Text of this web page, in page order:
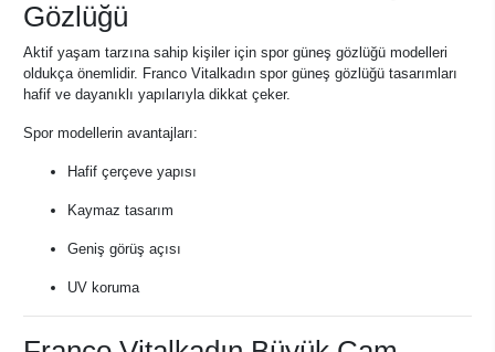
Gözlüğü
Aktif yaşam tarzına sahip kişiler için spor güneş gözlüğü modelleri
oldukça önemlidir. Franco Vitalkadın spor güneş gözlüğü tasarımları
hafif ve dayanıklı yapılarıyla dikkat çeker.
Spor modellerin avantajları:
Hafif çerçeve yapısı
Kaymaz tasarım
Geniş görüş açısı
UV koruma